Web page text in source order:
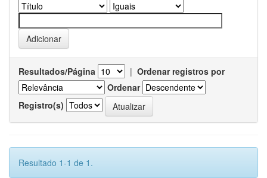
Resultados/Página | Ordenar registros por
Ordenar
Registro(s)
Resultado 1-1 de 1.